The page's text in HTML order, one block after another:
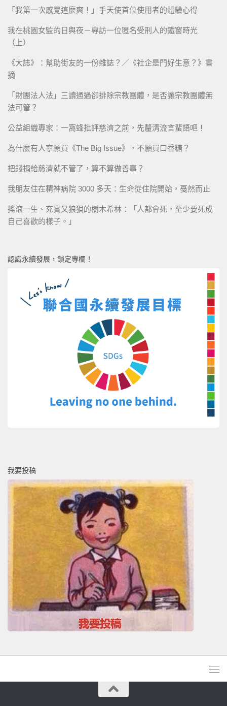
「我第一次感覺這麼爽！」手天使首位使用者的體驗心得
我在桃園女監的日與夜－專訪一位匿名受刑人的鐵窗時光
（上）
《大誌》：幫助街友的一份雜誌？／《社企是門好生意？》書
摘
「財團法人法」三讀通過卻排除宗教團體，是否讓宗教團體無
法可管？
公益組織專家：一窩蜂批評慈濟之前，先釐清流言蜚語吧！
為什麼有人寧願買《The Big Issue》，不願買口香糖？
把錢捐給慈濟就不管了，算不算做善事？
我朋友住在精神病院 3000 多天：生命從住院開始，戞然而止
搖滾一生、充實又狼狽的樹木希林：「人都會死，至少要死成
自己喜歡的樣子。」
認識永續發展，鎖定專欄！
我要投稿